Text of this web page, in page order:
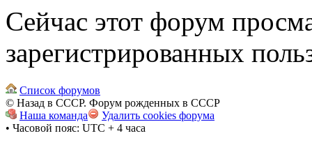
Сейчас этот форум
зарегистрированных
Список форумов
© Назад в СССР. Форум рожденных в СССР
Наша команда
Удалить cookies форума
• Часовой пояс: UTC + 4 часа